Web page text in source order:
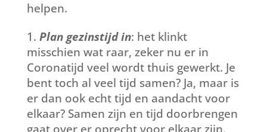
helpen.
Plan gezinstijd in: het klinkt
misschien wat raar, zeker nu er in
Coronatijd veel wordt thuis gewerkt. Je
bent toch al veel tijd samen? Ja, maar is
er dan ook echt tijd en aandacht voor
elkaar? Samen zijn en tijd doorbrengen